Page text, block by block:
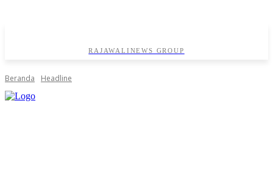
RAJAWALINEWS GROUP
Beranda Headline